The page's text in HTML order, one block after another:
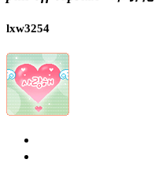
lxw3254